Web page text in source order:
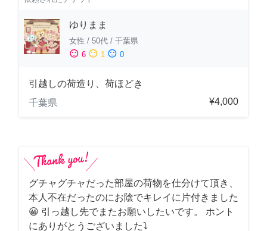
ゆりまま
女性 / 50代 / 千葉県
sentiment_satisfied 6 sentiment_neutral 1 sentiment_dissatisfied 0
引越しの荷造り、荷ほどき
千葉県
¥4,000
グチャグチャだった部屋の荷物を仕分けて頂き、
本人不在だったのにお陰でキレイに片付きました
😀 引っ越し先でまたお願いしたいです。 ホント
にありがとうございました⤵